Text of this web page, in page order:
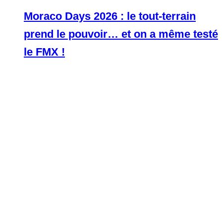
Moraco Days 2026 : le tout-terrain
prend le pouvoir… et on a même testé
le FMX !